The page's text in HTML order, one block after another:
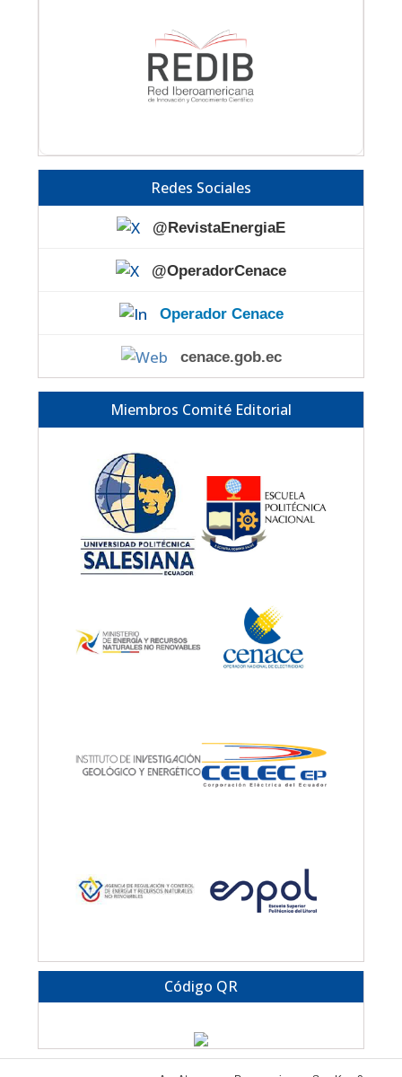
Redes Sociales
@RevistaEnergiaE
@OperadorCenace
Operador Cenace
cenace.gob.ec
Miembros Comité Editorial
Código QR